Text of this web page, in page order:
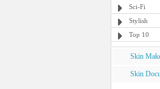
Sci-Fi
Stylish
Top 10
Skin
Skin